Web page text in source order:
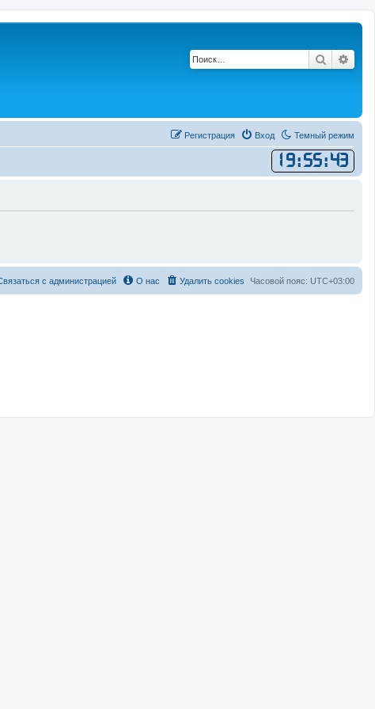
Поиск
Темный режим
Вход
Регистрация
19:55:43
Часовой пояс: UTC+03:00
Удалить cookies
О нас
с администрацией